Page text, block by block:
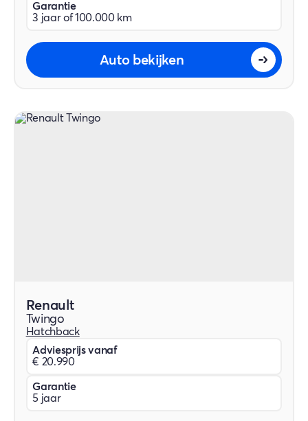
Garantie
3 jaar of 100.000 km
Auto bekijken
Renault
Twingo
Hatchback
Adviesprijs vanaf
€ 20.990
Garantie
5 jaar